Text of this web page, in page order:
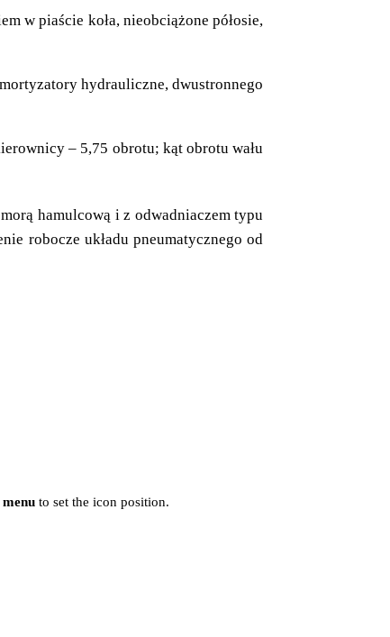
w piaście koła, nieobciążone półosie,
hydrauliczne, dwustronnego
– 5,75 obrotu; kąt obrotu wału
hamulcową i z odwadniaczem typu
robocze układu pneumatycznego od
to set the icon position.